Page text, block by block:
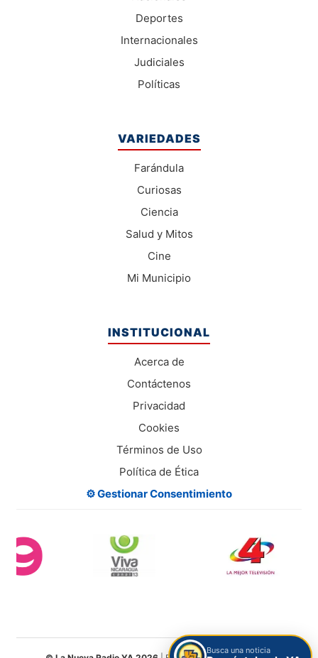
Busca una noticia
Deportes
Internacionales
Judiciales
Políticas
VARIEDADES
Farándula
Curiosas
Ciencia
Salud y Mitos
Cine
Mi Municipio
INSTITUCIONAL
Acerca de
Contáctenos
Privacidad
Cookies
Términos de Uso
Política de Ética
⚙️ Gestionar Consentimiento